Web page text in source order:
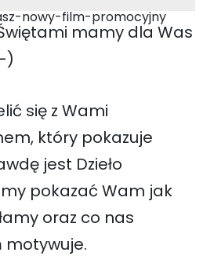
nowy-film-promocyjny
mamy dla Was
)
się z Wami
który pokazuje
jest Dzieło
pokazać Wam jak
oraz co nas
motywuje.